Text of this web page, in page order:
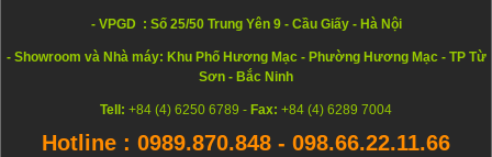
- VPGD : Số 25/50 Trung Yên 9 - Cầu Giấy - Hà Nội
- Showroom và Nhà máy: Khu Phố Hương Mạc - Phường Hương Mạc - TP Từ
Sơn - Bắc Ninh
Tell: +84 (4) 6250 6789 - Fax: +84 (4) 6289 7004
Hotline : 0989.870.848 - 098.66.22.11.66